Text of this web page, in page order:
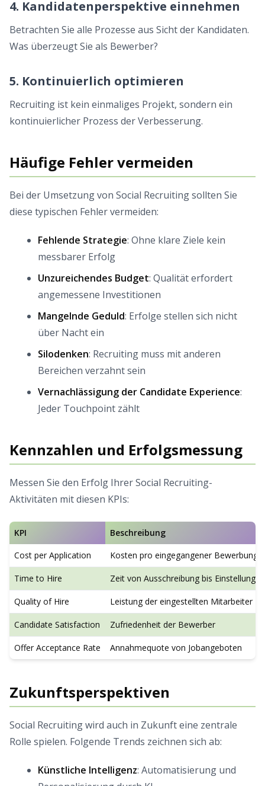
4. Kandidatenperspektive einnehmen
Betrachten Sie alle Prozesse aus Sicht der Kandidaten.
Was überzeugt Sie als Bewerber?
5. Kontinuierlich optimieren
Recruiting ist kein einmaliges Projekt, sondern ein
kontinuierlicher Prozess der Verbesserung.
Häufige Fehler vermeiden
Bei der Umsetzung von Social Recruiting sollten Sie
diese typischen Fehler vermeiden:
Fehlende Strategie: Ohne klare Ziele kein
messbarer Erfolg
Unzureichendes Budget: Qualität erfordert
angemessene Investitionen
Mangelnde Geduld: Erfolge stellen sich nicht
über Nacht ein
Silodenken: Recruiting muss mit anderen
Bereichen verzahnt sein
Vernachlässigung der Candidate Experience:
Jeder Touchpoint zählt
Kennzahlen und Erfolgsmessung
Messen Sie den Erfolg Ihrer Social Recruiting-
Aktivitäten mit diesen KPIs:
KPI
Beschreibung
Cost per Application
Kosten pro eingegangener Bewerbung
Time to Hire Zeit von Ausschreibung bis Einstellung
Quality of Hire Leistung der eingestellten Mitarbeiter
Candidate Satisfaction Zufriedenheit der Bewerber
Offer Acceptance Rate Annahmequote von Jobangeboten
Zukunftsperspektiven
Social Recruiting wird auch in Zukunft eine zentrale
Rolle spielen. Folgende Trends zeichnen sich ab:
Künstliche Intelligenz: Automatisierung und